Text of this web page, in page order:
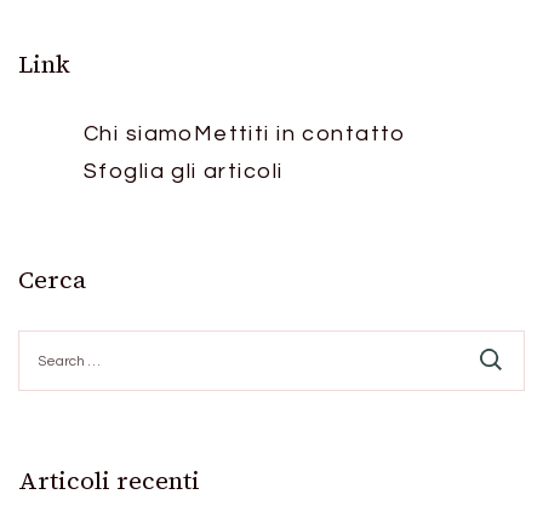
Link
Chi siamo Mettiti in contatto
Sfoglia gli articoli
Cerca
for:
Articoli recenti